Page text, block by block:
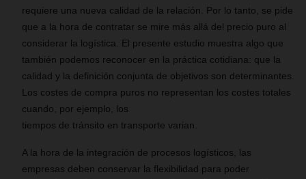
requiere una nueva calidad de la relación. Por lo tanto, se pide
que a la hora de contratar se mire más allá del precio puro al
considerar la logística. El presente estudio muestra algo que
también podemos reconocer en la práctica cotidiana: que la
calidad y la definición conjunta de objetivos son determinantes.
Los costes de compra puros no representan los costes totales
cuando, por ejemplo, los
tiempos de tránsito en transporte varian.
A la hora de la integración de procesos logísticos, las
empresas deben conservar la flexibilidad para poder